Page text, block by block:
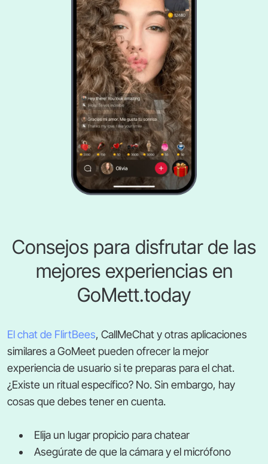
Consejos para disfrutar de las
mejores experiencias en
GoMett.today
El chat de FlirtBees, CallMeChat y otras aplicaciones
similares a GoMeet pueden ofrecer la mejor
experiencia de usuario si te preparas para el chat.
¿Existe un ritual específico? No. Sin embargo, hay
cosas que debes tener en cuenta.
Elija un lugar propicio para chatear
Asegúrate de que la cámara y el micrófono